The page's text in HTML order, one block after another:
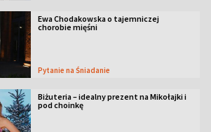
Ewa Chodakowska o tajemniczej
chorobie mięśni
Pytanie na Śniadanie
Biżuteria – idealny prezent na Mikołajki i
pod choinkę